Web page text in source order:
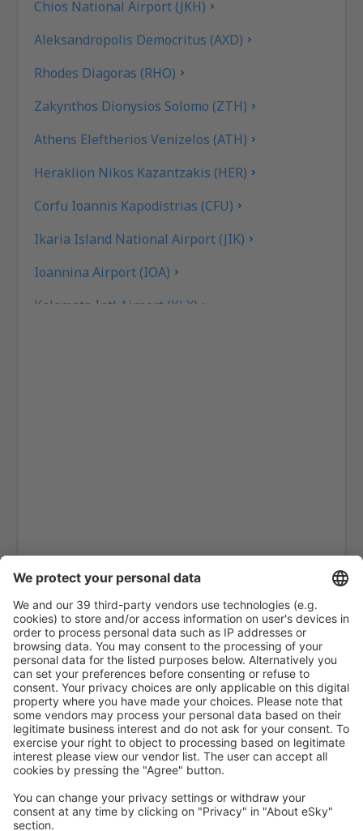
Chios National Airport (JKH)
Aleksandropolis Democritus (AXD)
Rhodes Diagoras (RHO)
Zakynthos Dionysios Solomo (ZTH)
Athens Eleftherios Venizelos (ATH)
Heraklion Nikos Kazantzakis (HER)
Corfu Ioannis Kapodistrias (CFU)
Ikaria Island National Airport (JIK)
Ioannina Airport (IOA)
Kalamata Intl Airport (KLX)
Kos Island Hippocrates (KGS)
Kozani Airport (KZI)
Lemnos Airport (LXS)
Leros Island Airport (LRS)
Thessaloniki Makedonia (SKG)
Milos National Airport (MLO)
Mykonos Airport (JMK)
Mitylena Intl Airport (MJT)